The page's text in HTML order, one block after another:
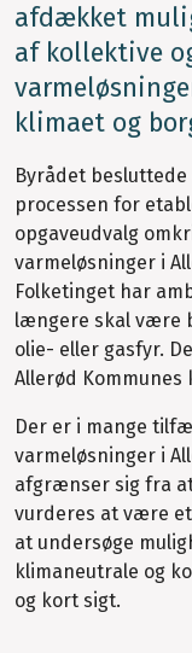
afdækket
af kollektive
klimaet og
Byrådet
processen for
opgaveudvalg
varmeløsninger i
Folketinget har
længere skal være
olie- eller gasfyr.
Allerød Kommunes
Der er i mange
varmeløsninger i
afgrænser sig fra
vurderes at være
at undersøge
klimaneutrale og
og kort sigt.